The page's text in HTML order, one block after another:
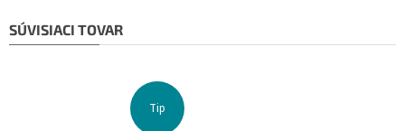
SÚVISIACI TOVAR
Tip